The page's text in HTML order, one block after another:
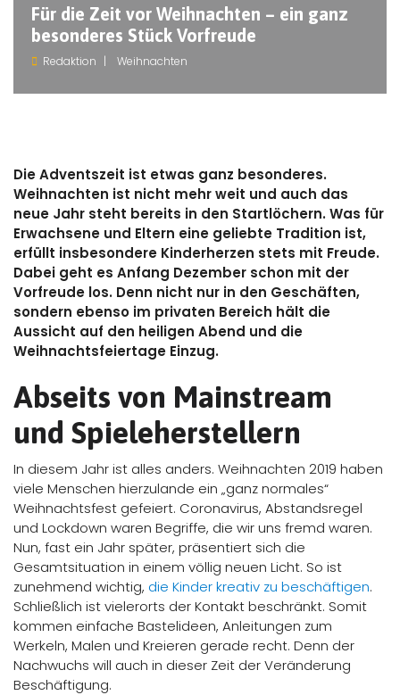
Für die Zeit vor Weihnachten – ein ganz
besonderes Stück Vorfreude
Redaktion Weihnachten
Die Adventszeit ist etwas ganz besonderes.
Weihnachten ist nicht mehr weit und auch das
neue Jahr steht bereits in den Startlöchern. Was für
Erwachsene und Eltern eine geliebte Tradition ist,
erfüllt insbesondere Kinderherzen stets mit Freude.
Dabei geht es Anfang Dezember schon mit der
Vorfreude los. Denn nicht nur in den Geschäften,
sondern ebenso im privaten Bereich hält die
Aussicht auf den heiligen Abend und die
Weihnachtsfeiertage Einzug.
Abseits von Mainstream
und Spieleherstellern
In diesem Jahr ist alles anders. Weihnachten 2019 haben
viele Menschen hierzulande ein „ganz normales“
Weihnachtsfest gefeiert. Coronavirus, Abstandsregel
und Lockdown waren Begriffe, die wir uns fremd waren.
Nun, fast ein Jahr später, präsentiert sich die
Gesamtsituation in einem völlig neuen Licht. So ist
zunehmend wichtig, die Kinder kreativ zu beschäftigen.
Schließlich ist vielerorts der Kontakt beschränkt. Somit
kommen einfache Bastelideen, Anleitungen zum
Werkeln, Malen und Kreieren gerade recht. Denn der
Nachwuchs will auch in dieser Zeit der Veränderung
Beschäftigung.